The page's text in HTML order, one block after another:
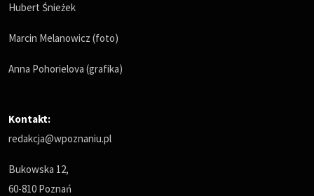
Hubert Śnieżek
Marcin Melanowicz (foto)
Anna Pohorielova (grafika)
Kontakt:
redakcja@wpoznaniu.pl
Bukowska 12,
60-810 Poznań